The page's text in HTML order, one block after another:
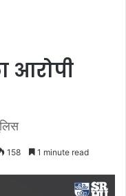
आरोपी
158 1 minute read